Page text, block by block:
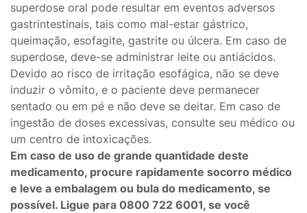
superdose oral pode resultar em eventos adversos
gastrintestinais, tais como mal-estar gástrico,
queimação, esofagite, gastrite ou úlcera. Em caso de
superdose, deve-se administrar leite ou antiácidos.
Devido ao risco de irritação esofágica, não se deve
induzir o vômito, e o paciente deve permanecer
sentado ou em pé e não deve se deitar. Em caso de
ingestão de doses excessivas, consulte seu médico ou
um centro de intoxicações.
Em caso de uso de grande quantidade deste
medicamento, procure rapidamente socorro médico
e leve a embalagem ou bula do medicamento, se
possível. Ligue para 0800 722 6001, se você